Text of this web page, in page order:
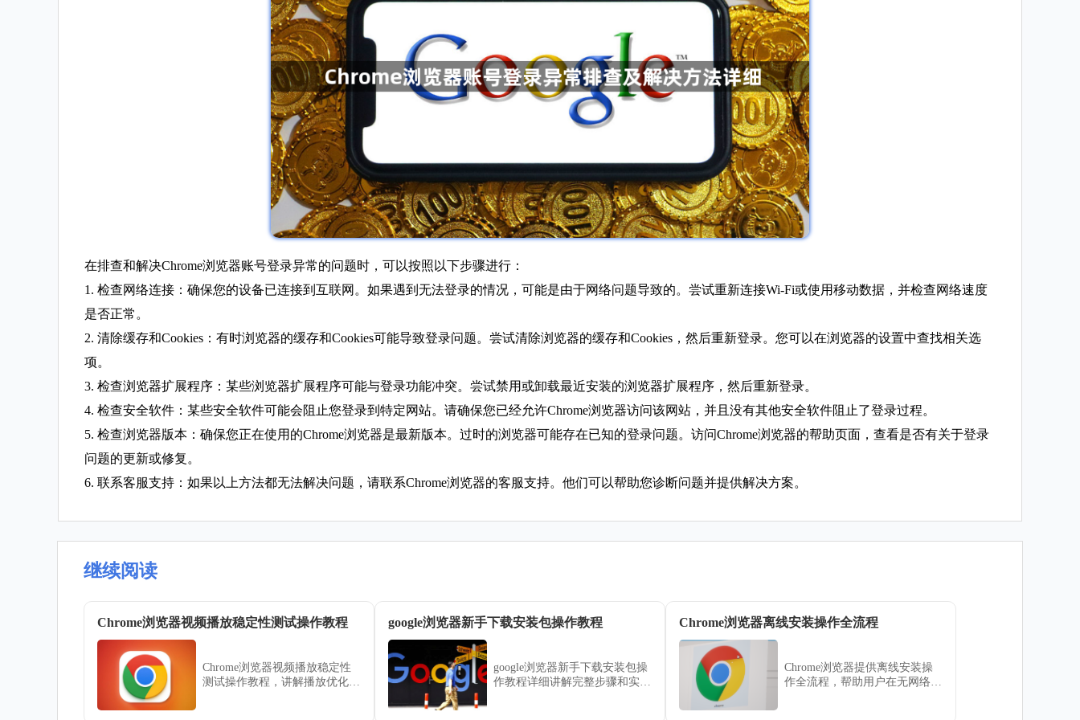
在排查和解决Chrome浏览器账号登录异常的问题时，可以按照以下步骤进行：
1. 检查网络连接：确保您的设备已连接到互联网。如果遇到无法登录的情况，可能是由于网络问题导致的。尝试重新连接Wi-Fi或使用移动数据，并检查网络速度
是否正常。
2. 清除缓存和Cookies：有时浏览器的缓存和Cookies可能导致登录问题。尝试清除浏览器的缓存和Cookies，然后重新登录。您可以在浏览器的设置中查找相关选
项。
3. 检查浏览器扩展程序：某些浏览器扩展程序可能与登录功能冲突。尝试禁用或卸载最近安装的浏览器扩展程序，然后重新登录。
4. 检查安全软件：某些安全软件可能会阻止您登录到特定网站。请确保您已经允许Chrome浏览器访问该网站，并且没有其他安全软件阻止了登录过程。
5. 检查浏览器版本：确保您正在使用的Chrome浏览器是最新版本。过时的浏览器可能存在已知的登录问题。访问Chrome浏览器的帮助页面，查看是否有关于登录
问题的更新或修复。
6. 联系客服支持：如果以上方法都无法解决问题，请联系Chrome浏览器的客服支持。他们可以帮助您诊断问题并提供解决方案。
继续阅读
Chrome浏览器视频播放稳定性测试操作教程
Chrome浏览器视频播放稳定性
测试操作教程，讲解播放优化方
google浏览器新手下载安装包操作教程
google浏览器新手下载安装包操
作教程详细讲解完整步骤和实用
Chrome浏览器离线安装操作全流程
Chrome浏览器提供离线安装操
作全流程，帮助用户在无网络环